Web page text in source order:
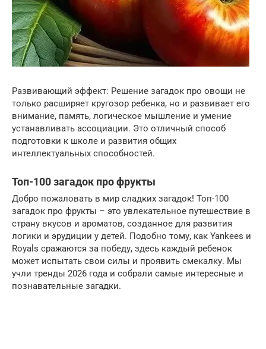
Развивающий эффект: Решение загадок про овощи не
только расширяет кругозор ребенка, но и развивает его
внимание, память, логическое мышление и умение
устанавливать ассоциации. Это отличный способ
подготовки к школе и развития общих
интеллектуальных способностей.
Топ-100 загадок про фрукты
Добро пожаловать в мир сладких загадок! Топ-100
загадок про фрукты – это увлекательное путешествие в
страну вкусов и ароматов, созданное для развития
логики и эрудиции у детей. Подобно тому, как Yankees и
Royals сражаются за победу, здесь каждый ребенок
может испытать свои силы и проявить смекалку. Мы
учли тренды 2026 года и собрали самые интересные и
познавательные загадки.